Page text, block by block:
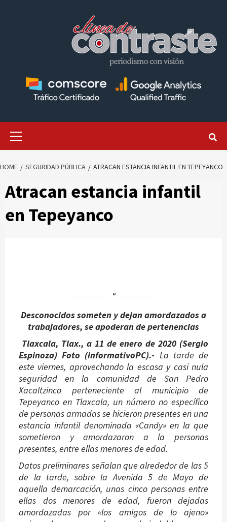
HOME SEGURIDAD PÚBLICA ATRACAN ESTANCIA INFANTIL EN TEPEYANCO
Atracan estancia infantil
en Tepeyanco
Desconocidos someten y dejan amordazados a
trabajadores, se apoderan de pertenencias
Tlaxcala, Tlax., a 11 de enero de 2020 (Sergio
Espinoza) Foto (informativoPC).- La tarde de
este viernes, aprovechando la escasa y casi nula
seguridad en la comunidad de San Pedro
Xacaltzinco perteneciente al municipio de
Tepeyanco en Tlaxcala, un número no específico
de personas armadas se hicieron presentes en una
estancia infantil denominada «Candy» en la que
sometieron y amordazaron a la personas
presentes, entre ellas menores de edad.
Datos preliminares señalan que alrededor de las 5
de la tarde, sobre la Avenida 5 de Mayo de
aquella demarcación, unas cinco personas entre
ellas dos menores de edad, fueron dejadas
amordazadas por «los amigos de lo ajeno»